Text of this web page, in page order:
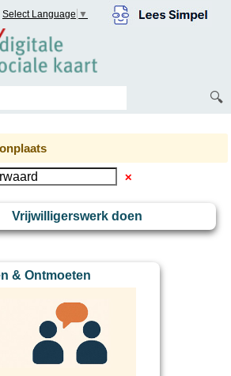
Select Language ▼
🔍
✕
Vrijwilligerswerk doen
& Ontmoeten